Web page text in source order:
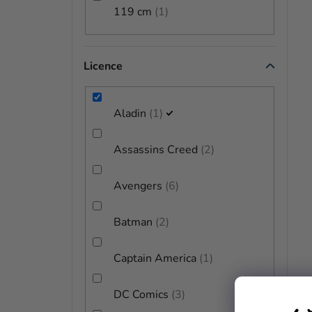
119 cm 1
Licence
Aladin 1
Assassins Creed 2
Avengers 6
Batman 2
Captain America 1
DC Comics 3